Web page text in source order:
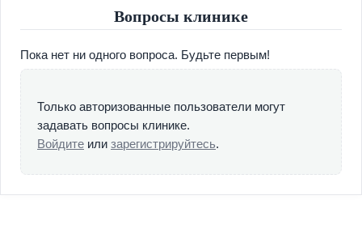
Ценности программы центра «Остров»
центра «Остров», является оказание профессиональной
независимо от этнического происхождения, а также
тяжести проблемы.
В основании ценностной ориентации лежит взаимная
честность участников программы, личная
Вопросы клинике
Пока нет ни одного вопроса. Будьте первым!
Только авторизованные пользователи могут
задавать вопросы клинике.
Войдите или зарегистрируйтесь.